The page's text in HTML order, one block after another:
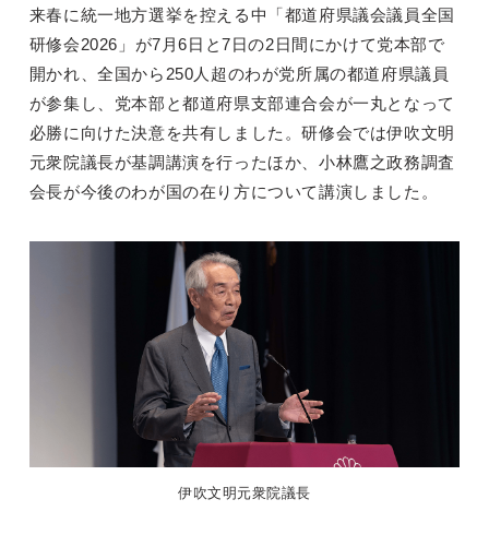
来春に統一地方選挙を控える中「都道府県議会議員全国
研修会2026」が7月6日と7日の2日間にかけて党本部で
開かれ、全国から250人超のわが党所属の都道府県議員
が参集し、党本部と都道府県支部連合会が一丸となって
必勝に向けた決意を共有しました。研修会では伊吹文明
元衆院議長が基調講演を行ったほか、小林鷹之政務調査
会長が今後のわが国の在り方について講演しました。
伊吹文明元衆院議長